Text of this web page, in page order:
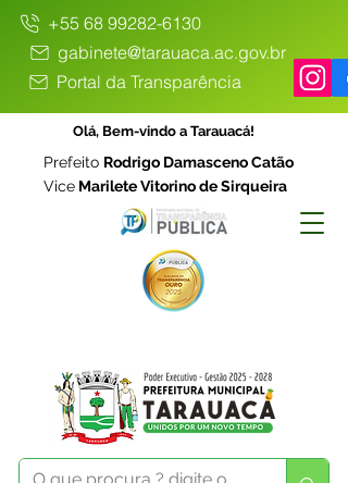
+55 68 99282-6130
gabinete@tarauaca.ac.gov.br
Portal da Transparência
Olá, Bem-vindo a Tarauacá!
Prefeito Rodrigo Damasceno Catão
Vice Marilete Vitorino de Sirqueira